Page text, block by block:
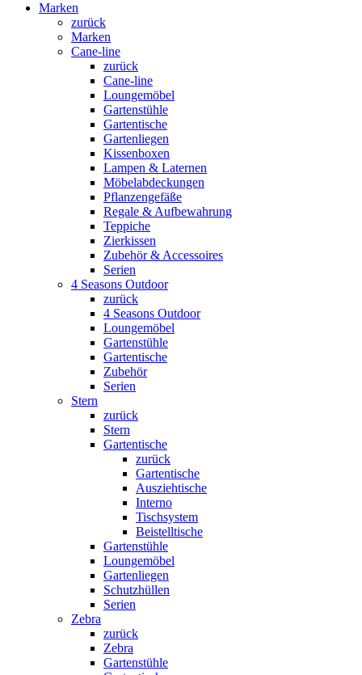
Marken
zurück
Marken
Cane-line
zurück
Cane-line
Loungemöbel
Gartenstühle
Gartentische
Gartenliegen
Kissenboxen
Lampen & Laternen
Möbelabdeckungen
Pflanzengefäße
Regale & Aufbewahrung
Teppiche
Zierkissen
Zubehör & Accessoires
Serien
4 Seasons Outdoor
zurück
4 Seasons Outdoor
Loungemöbel
Gartenstühle
Gartentische
Zubehör
Serien
Stern
zurück
Stern
Gartentische
zurück
Gartentische
Ausziehtische
Interno
Tischsystem
Beistelltische
Gartenstühle
Loungemöbel
Gartenliegen
Schutzhüllen
Serien
Zebra
zurück
Zebra
Gartenstühle